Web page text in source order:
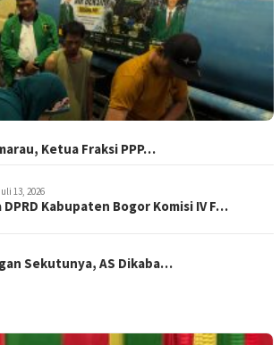
Ketua Fraksi PPP…
13, 2026
Kabupaten Bogor Komisi IV F…
Sekutunya, AS Dikaba…